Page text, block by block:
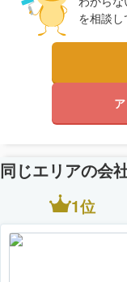
を相談し
同じエリアの会
1位